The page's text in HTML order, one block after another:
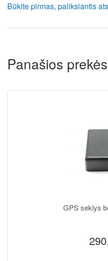
Būkite pirmas, paliksiantis
Panašios prekės
GPS seklys